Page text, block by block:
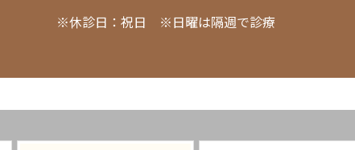
※休診日：祝日 ※日曜は隔週で診療